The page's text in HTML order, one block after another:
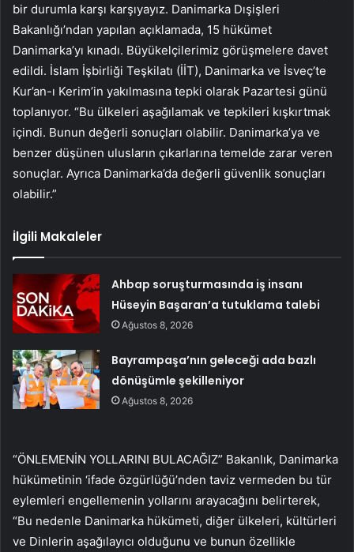
bir durumla karşı karşıyayız. Danimarka Dışişleri
Bakanlığı’ndan yapılan açıklamada, 15 hükümet
Danimarka’yı kınadı. Büyükelçilerimiz görüşmelere davet
edildi. İslam İşbirliği Teşkilatı (İİT), Danimarka ve İsveç’te
Kur’an-ı Kerim’in yakılmasına tepki olarak Pazartesi günü
toplanıyor. “Bu ülkeleri aşağılamak ve tepkileri kışkırtmak
içindi. Bunun değerli sonuçları olabilir. Danimarka’ya ve
benzer düşünen ulusların çıkarlarına temelde zarar veren
sonuçlar. Ayrıca Danimarka’da değerli güvenlik sonuçları
olabilir.”
İlgili Makaleler
Ahbap soruşturmasında iş insanı
Hüseyin Başaran’a tutuklama talebi
Ağustos 8, 2026
Bayrampaşa’nın geleceği ada bazlı
dönüşümle şekilleniyor
Ağustos 8, 2026
“ÖNLEMENİN YOLLARINI BULACAĞIZ” Bakanlık, Danimarka
hükümetinin ‘ifade özgürlüğü’nden taviz vermeden bu tür
eylemleri engellemenin yollarını arayacağını belirterek,
“Bu nedenle Danimarka hükümeti, diğer ülkeleri, kültürleri
ve Dinlerin aşağılayıcı olduğunu ve bunun özellikle